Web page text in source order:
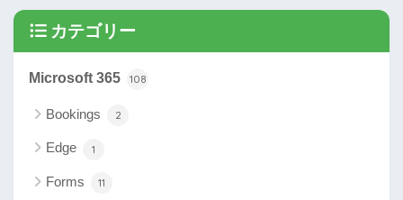
カテゴリー
Microsoft 365 108
Bookings 2
Edge 1
Forms 11